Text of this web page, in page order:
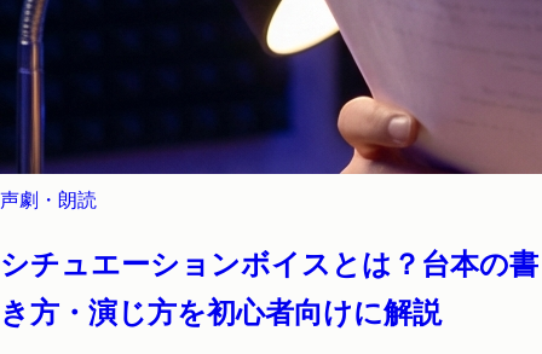
声劇・朗読
シチュエーションボイスとは？台本の書
き方・演じ方を初心者向けに解説